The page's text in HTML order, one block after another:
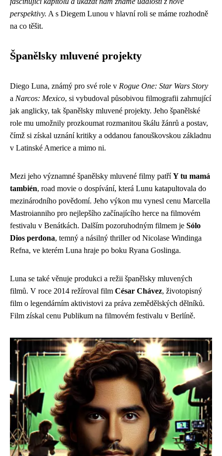
perspektivy. A s Diegem Lunou v hlavní roli se máme rozhodně
na co těšit.
Španělsky mluvené projekty
Diego Luna, známý pro své role v Rogue One: Star Wars Story
a Narcos: Mexico, si vybudoval působivou filmografii zahrnující
jak anglicky, tak španělsky mluvené projekty. Jeho španělské
role mu umožnily prozkoumat rozmanitou škálu žánrů a postav,
čímž si získal uznání kritiky a oddanou fanouškovskou základnu
v Latinské Americe a mimo ni.
Mezi jeho významné španělsky mluvené filmy patříY tu mamá
también, road movie o dospívání, která Lunu katapultovala do
mezinárodního povědomí. Jeho výkon mu vynesl cenu Marcella
Mastroianniho pro nejlepšího začínajícího herce na filmovém
festivalu v Benátkách. Dalším pozoruhodným filmem je Sólo
Dios perdona, temný a násilný thriller od Nicolase Windinga
Refna, ve kterém Luna hraje po boku Ryana Goslinga.
Luna se také věnuje produkci a režii španělsky mluvených
filmů. V roce 2014 režíroval film César Chávez, životopisný
film o legendárním aktivistovi za práva zemědělských dělníků.
Film získal cenu Publikum na filmovém festivalu v Berlíně.